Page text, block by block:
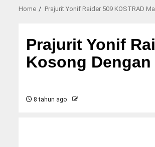
Home Prajurit Yonif Raider 509 KOSTRAD
Prajurit Yonif
Kosong
8 tahun ago